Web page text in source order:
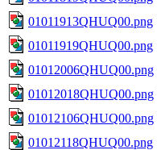
01011913QHUQ00.png
01011919QHUQ00.png
01012006QHUQ00.png
01012018QHUQ00.png
01012106QHUQ00.png
01012118QHUQ00.png